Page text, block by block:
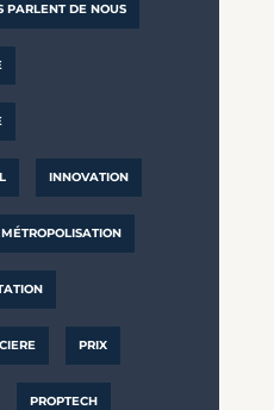
PARLENT DE NOUS
INNOVATION
MÉTROPOLISATION
PRIX
PROPTECH